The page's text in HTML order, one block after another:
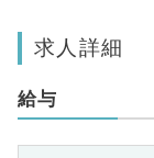
求人詳細
給与